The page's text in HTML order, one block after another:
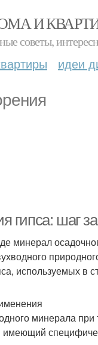
И
советы,
идеи
гипса: шаг
минерал
используемых в
минерала
имеющий